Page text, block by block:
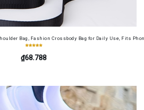
Bag, Fashion Crossbody Bag for Daily Use, Fits
₫68.788